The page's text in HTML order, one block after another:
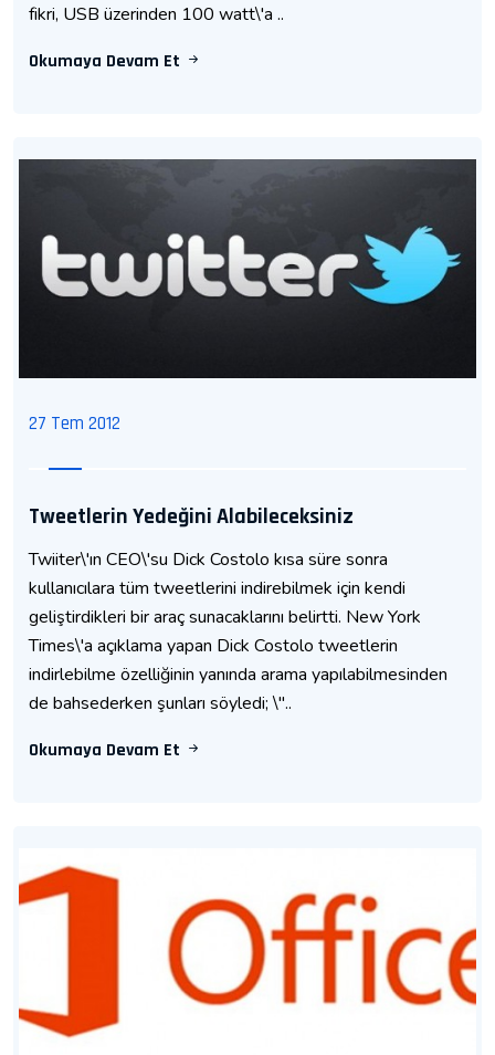
fikri, USB üzerinden 100 watt\'a ..
Okumaya Devam Et
27 Tem 2012
Tweetlerin Yedeğini Alabileceksiniz
Twiiter\'ın CEO\'su Dick Costolo kısa süre sonra
kullanıcılara tüm tweetlerini indirebilmek için kendi
geliştirdikleri bir araç sunacaklarını belirtti. New York
Times\'a açıklama yapan Dick Costolo tweetlerin
indirlebilme özelliğinin yanında arama yapılabilmesinden
de bahsederken şunları söyledi; \"..
Okumaya Devam Et